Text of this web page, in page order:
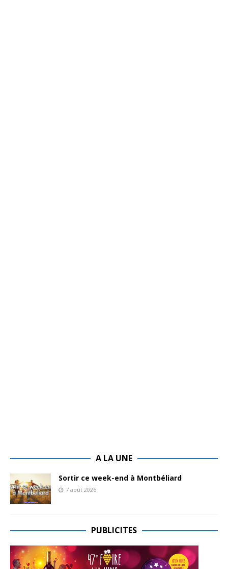
A LA UNE
Sortir ce week-end à Montbéliard
7 août 2026
PUBLICITES